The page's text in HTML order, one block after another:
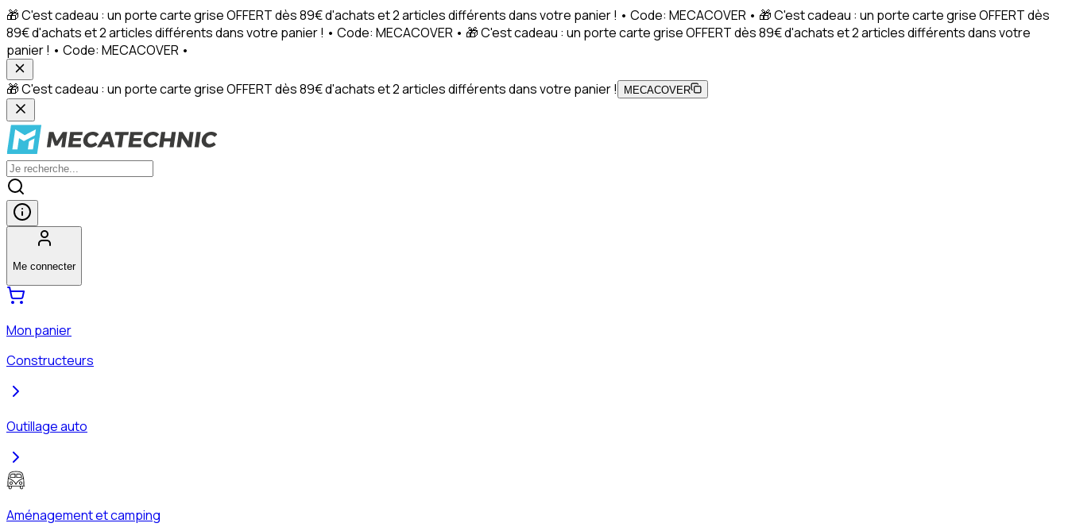
🎁 C'est cadeau : un porte carte grise OFFERT dès 89€ d'achats et 2 articles différents dans votre panier ! • Code: MECACOVER • 🎁 C'est cadeau : un porte carte grise OFFERT dès
89€ d'achats et 2 articles différents dans votre panier ! • Code: MECACOVER • 🎁 C'est cadeau : un porte carte grise OFFERT dès 89€ d'achats et 2 articles différents dans votre
panier ! • Code: MECACOVER •
🎁 C'est cadeau : un porte carte grise OFFERT dès 89€ d'achats et 2 articles différents dans votre panier ! MECACOVER
Me connecter
Mon panier
Constructeurs
Outillage auto
Aménagement et camping